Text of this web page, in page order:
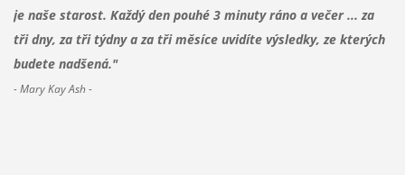
je naše starost. Každý den pouhé 3 minuty ráno a večer ... za
tři dny, za tři týdny a za tři měsíce uvidíte výsledky, ze kterých
budete nadšená."
- Mary Kay Ash -